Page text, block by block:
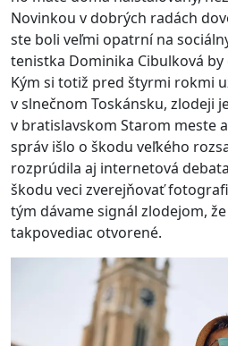
Novinkou v dobrých radách
ste boli veľmi opatrní na
tenistka Dominika Cibulková
Kým si totiž pred štyrmi rokmi
v slnečnom Toskánsku, zlodeji
v bratislavskom Starom meste
správ išlo o škodu veľkého
rozprúdila aj internetová
škodu veci zverejňovať
tým dávame signál zlodejom,
takpovediac otvorené.